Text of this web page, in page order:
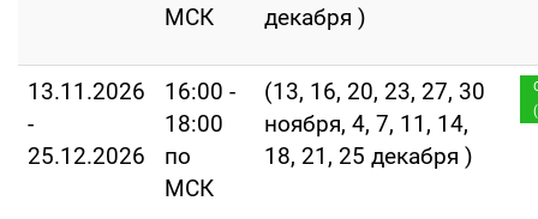
МСК
декабря )
13.11.2026
-
25.12.2026
16:00 -
18:00
по
МСК
(13, 16, 20, 23, 27, 30
ноября, 4, 7, 11, 14,
18, 21, 25 декабря )